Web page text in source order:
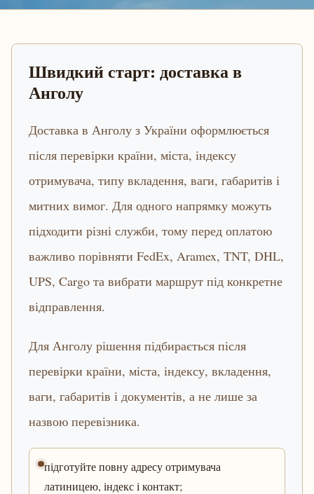
Швидкий старт: доставка в
Анголу
Доставка в Анголу з України оформлюється
після перевірки країни, міста, індексу
отримувача, типу вкладення, ваги, габаритів і
митних вимог. Для одного напрямку можуть
підходити різні служби, тому перед оплатою
важливо порівняти FedEx, Aramex, TNT, DHL,
UPS, Cargo та вибрати маршрут під конкретне
відправлення.
Для Анголу рішення підбирається після
перевірки країни, міста, індексу, вкладення,
ваги, габаритів і документів, а не лише за
назвою перевізника.
підготуйте повну адресу отримувача
латиницею, індекс і контакт;